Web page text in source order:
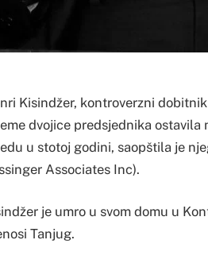
Kisindžer, kontroverzni
dvojice predsjednika
u stotoj godini, saopštila je
Associates Inc).
je umro u svom domu u
Tanjug.